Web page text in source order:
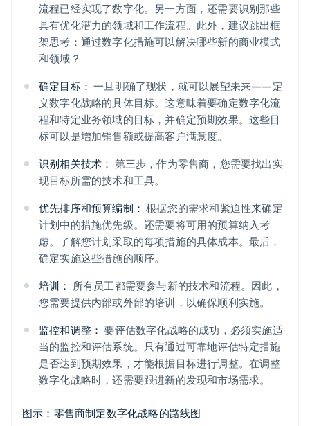
流程已经实现了数字化。另一方面，还需要识别那些
具有优化潜力的领域和工作流程。此外，建议跳出框
架思考：通过数字化措施可以解决哪些新的商业模式
和领域？
确定目标： 一旦明确了现状，就可以展望未来——定
义数字化战略的具体目标。这意味着要确定数字化流
程和特定业务领域的目标，并确定预期效果。这些目
标可以是增加销售额或提高客户满意度。
识别相关技术： 第三步，作为零售商，您需要找出实
现目标所需的技术和工具。
优先排序和预算编制： 根据您的需求和紧迫性来确定
计划中的措施优先级。还需要将可用的预算纳入考
虑。了解您计划采取的每项措施的具体成本。最后，
确定实施这些措施的顺序。
培训： 所有员工都需要参与新的技术和流程。因此，
您需要提供内部或外部的培训，以确保顺利实施。
监控和调整： 要评估数字化战略的成功，必须实施适
当的监控和评估系统。只有通过可靠地评估特定措施
是否达到预期效果，才能根据目标进行调整。在调整
数字化战略时，还需要跟进新的发现和市场需求。
图示：零售商制定数字化战略的路线图